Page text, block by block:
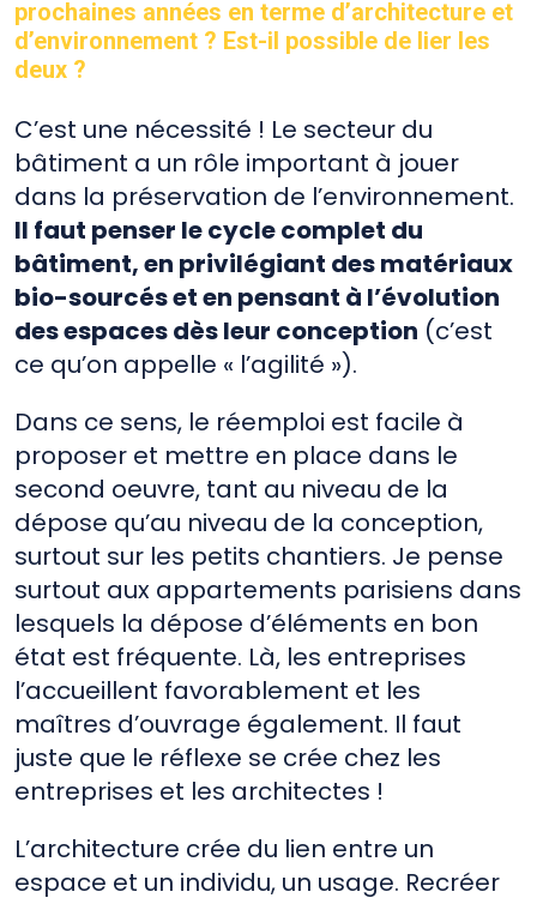
prochaines années en terme d’architecture et
d’environnement ? Est-il possible de lier les
deux ?
C’est une nécessité ! Le secteur du
bâtiment a un rôle important à jouer
dans la préservation de l’environnement.
Il faut penser le cycle complet du
bâtiment, en privilégiant des matériaux
bio-sourcés et en pensant à l’évolution
des espaces dès leur conception (c’est
ce qu’on appelle « l’agilité »).
Dans ce sens, le réemploi est facile à
proposer et mettre en place dans le
second oeuvre, tant au niveau de la
dépose qu’au niveau de la conception,
surtout sur les petits chantiers. Je pense
surtout aux appartements parisiens dans
lesquels la dépose d’éléments en bon
état est fréquente. Là, les entreprises
l’accueillent favorablement et les
maîtres d’ouvrage également. Il faut
juste que le réflexe se crée chez les
entreprises et les architectes !
L’architecture crée du lien entre un
espace et un individu, un usage. Recréer